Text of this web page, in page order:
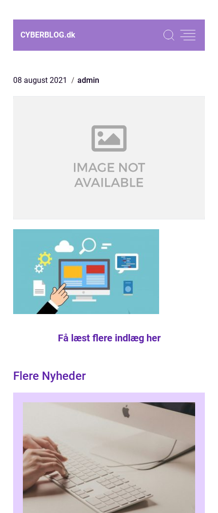
CYBERBLOG.dk
08 august 2021 admin
Få læst flere indlæg her
Flere Nyheder